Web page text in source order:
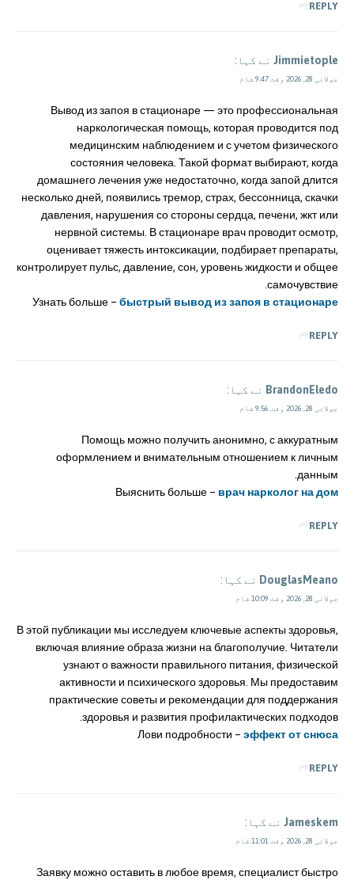
REPLY
Jimmietople نے کہا:
جولائی 28, 2026 وقت 9:47 شام
Вывод из запоя в стационаре — это профессиональная
наркологическая помощь, которая проводится под
медицинским наблюдением и с учетом физического
состояния человека. Такой формат выбирают, когда
домашнего лечения уже недостаточно, когда запой длится
несколько дней, появились тремор, страх, бессонница, скачки
давления, нарушения со стороны сердца, печени, жкт или
нервной системы. В стационаре врач проводит осмотр,
оценивает тяжесть интоксикации, подбирает препараты,
контролирует пульс, давление, сон, уровень жидкости и общее
самочувствие.
Узнать больше – быстрый вывод из запоя в стационаре
REPLY
BrandonEledo نے کہا:
جولائی 28, 2026 وقت 9:56 شام
Помощь можно получить анонимно, с аккуратным
оформлением и внимательным отношением к личным
данным.
Выяснить больше – врач нарколог на дом
REPLY
DouglasMeano نے کہا:
جولائی 28, 2026 وقت 10:09 شام
В этой публикации мы исследуем ключевые аспекты здоровья,
включая влияние образа жизни на благополучие. Читатели
узнают о важности правильного питания, физической
активности и психического здоровья. Мы предоставим
практические советы и рекомендации для поддержания
здоровья и развития профилактических подходов.
Лови подробности – эффект от снюса
REPLY
Jameskem نے کہا:
جولائی 28, 2026 وقت 11:01 شام
Заявку можно оставить в любое время, специалист быстро